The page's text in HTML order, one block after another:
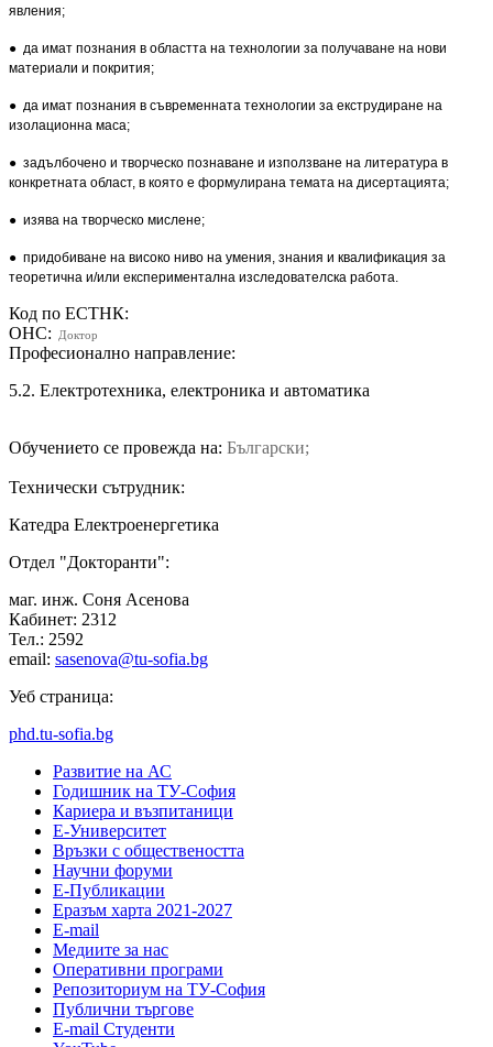
явления;
● да имат познания в областта на технологии за получаване на нови
материали и покрития;
● да имат познания в съвременната технологии за екструдиране на
изолационна маса;
● задълбочено и творческо познаване и използване на литература в
конкретната област, в която е формулирана темата на дисертацията;
● изява на творческо мислене;
● придобиване на високо ниво на умения, знания и квалификация за
теоретична и/или експеримен­тална изследователска работа.
Код по ЕСТНК:
ОНС:
Доктор
Професионално направление:
5.2. Електротехника, електроника и автоматика
Обучението се провежда на: Български;
Технически сътрудник:
Катедра Електроенергетика
Отдел "Докторанти":
маг. инж. Соня Асенова
Кабинет: 2312
Тел.: 2592
email: sasenova@tu-sofia.bg
Уеб страница:
phd.tu-sofia.bg
Развитие на АС
Годишник на ТУ-София
Кариера и възпитаници
Е-Университет
Връзки с обществеността
Научни форуми
Е-Публикации
Еразъм харта 2021-2027
E-mail
Медиите за нас
Оперативни програми
Репозиториум на ТУ-София
Публични търгове
Е-mail Студенти